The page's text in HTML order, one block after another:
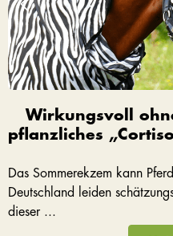
Wirkungsvoll
pflanzliches
Das Sommerekzem kann
Deutschland leiden
dieser ...